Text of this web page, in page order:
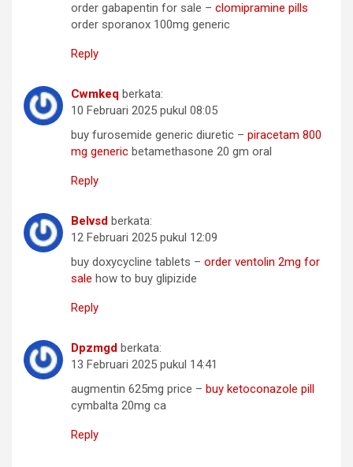
order gabapentin for sale – clomipramine pills
order sporanox 100mg generic
Reply
Cwmkeq berkata:
10 Februari 2025 pukul 08:05
buy furosemide generic diuretic – piracetam 800
mg generic betamethasone 20 gm oral
Reply
Belvsd berkata:
12 Februari 2025 pukul 12:09
buy doxycycline tablets – order ventolin 2mg for
sale how to buy glipizide
Reply
Dpzmgd berkata:
13 Februari 2025 pukul 14:41
augmentin 625mg price – buy ketoconazole pill
cymbalta 20mg ca
Reply